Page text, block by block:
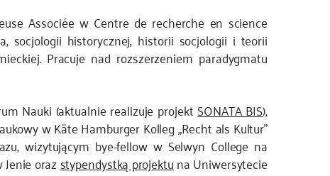
Associée w Centre de recherche en science
socjologii historycznej, historii socjologii i teorii
Pracuje nad rozszerzeniem paradygmatu
Nauki (aktualnie realizuje projekt SONATA BIS),
w Käte Hamburger Kolleg „Recht als Kultur”
wizytującym bye-fellow w Selwyn College na
orazstypendystką projektuna Uniwersytecie